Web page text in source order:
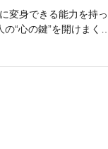
変身できる能力を持っ
“心の鍵”を開けまく
を開けたらケンが見え